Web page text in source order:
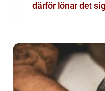
därför lönar det sig